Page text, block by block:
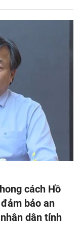
cách Hồ
bảo an
dân tỉnh